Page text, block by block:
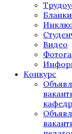
Бланки
Видео
Конкурс